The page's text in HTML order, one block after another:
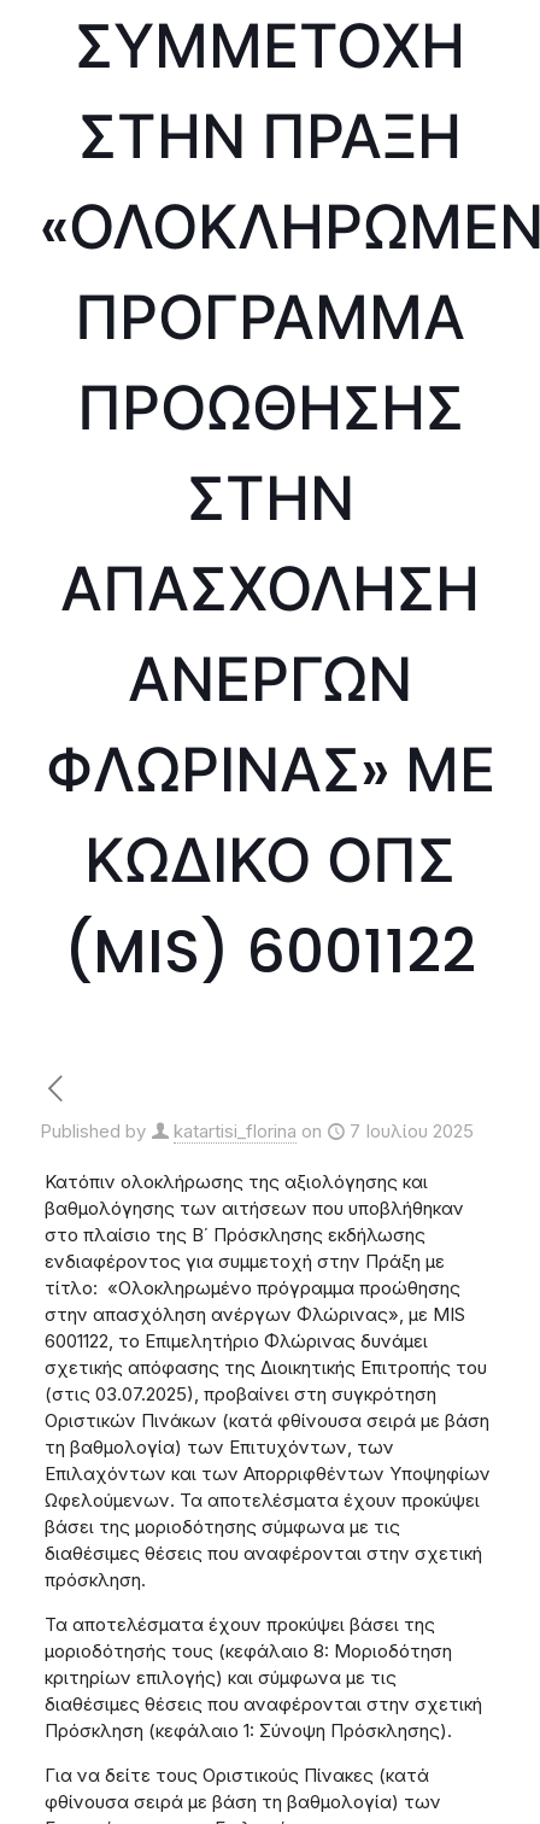
ΣΥΜΜΕΤΟΧΗ
ΣΤΗΝ ΠΡΑΞΗ
ΠΡΟΓΡΑΜΜΑ
ΠΡΟΩΘΗΣΗΣ
ΣΤΗΝ
ΑΠΑΣΧΟΛΗΣΗ
ΑΝΕΡΓΩΝ
ΦΛΩΡΙΝΑΣ» ΜΕ
ΚΩΔΙΚΟ ΟΠΣ
(MIS) 6001122
Published by katartisi_florina on 7 Ιουλίου 2025
Κατόπιν ολοκλήρωσης της αξιολόγησης και
βαθμολόγησης των αιτήσεων που υποβλήθηκαν
στο πλαίσιο της Β΄ Πρόσκλησης εκδήλωσης
ενδιαφέροντος για συμμετοχή στην Πράξη με
τίτλο: «Ολοκληρωμένο πρόγραμμα προώθησης
στην απασχόληση ανέργων Φλώρινας», με MIS
6001122, το Επιμελητήριο Φλώρινας δυνάμει
σχετικής απόφασης της Διοικητικής Επιτροπής του
(στις 03.07.2025), προβαίνει στη συγκρότηση
Οριστικών Πινάκων (κατά φθίνουσα σειρά με βάση
τη βαθμολογία) των Επιτυχόντων, των
Επιλαχόντων και των Απορριφθέντων Υποψηφίων
Ωφελούμενων. Τα αποτελέσματα έχουν προκύψει
βάσει της μοριοδότησης σύμφωνα με τις
διαθέσιμες θέσεις που αναφέρονται στην σχετική
πρόσκληση.
Τα αποτελέσματα έχουν προκύψει βάσει της
μοριοδότησής τους (κεφάλαιο 8: Μοριοδότηση
κριτηρίων επιλογής) και σύμφωνα με τις
διαθέσιμες θέσεις που αναφέρονται στην σχετική
Πρόσκληση (κεφάλαιο 1: Σύνοψη Πρόσκλησης).
Για να δείτε τους Οριστικούς Πίνακες (κατά
φθίνουσα σειρά με βάση τη βαθμολογία) των